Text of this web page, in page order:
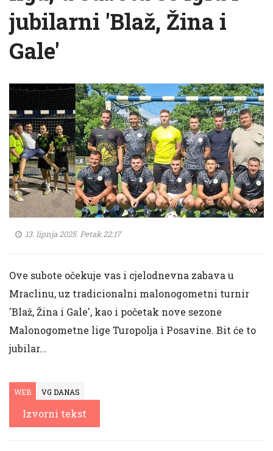
jubilarni 'Blaž, Žina i
Gale'
13. lipnja 2025. Petak 22:17
Ove subote očekuje vas i cjelodnevna zabava u
Mraclinu, uz tradicionalni malonogometni turnir
'Blaž, Žina i Gale', kao i početak nove sezone
Malonogometne lige Turopolja i Posavine. Bit će to
jubilar...
WEB VG DANAS
Izvorni tekst